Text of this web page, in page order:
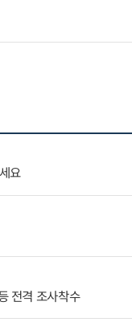
요
전격 조사착수